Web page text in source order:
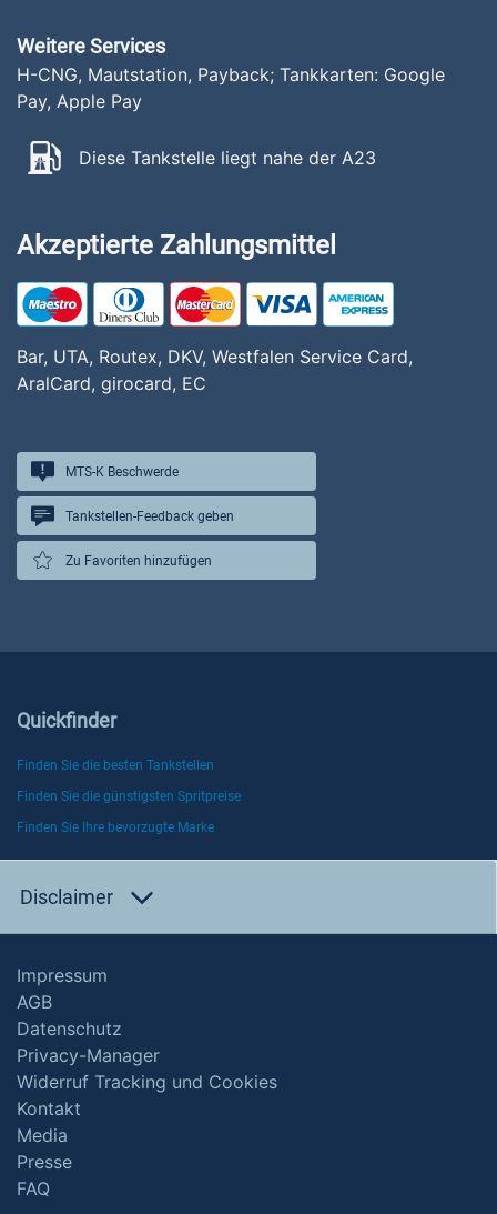
Weitere Services
H-CNG, Mautstation, Payback; Tankkarten: Google
Pay, Apple Pay
Diese Tankstelle liegt nahe der A23
Akzeptierte Zahlungsmittel
Bar, UTA, Routex, DKV, Westfalen Service Card,
AralCard, girocard, EC
MTS-K Beschwerde
Tankstellen-Feedback geben
Zu Favoriten hinzufügen
Quickfinder
Finden Sie die besten Tankstellen
Finden Sie die günstigsten Spritpreise
Finden Sie Ihre bevorzugte Marke
Disclaimer
Impressum
AGB
Datenschutz
Privacy-Manager
Widerruf Tracking und Cookies
Kontakt
Media
Presse
FAQ